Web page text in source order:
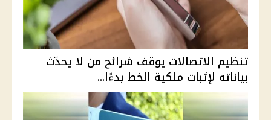
تنظيم الاتصالات يوقف شرائح من لا يحدّث
بياناته لإثبات ملكية الخط بدءًا...